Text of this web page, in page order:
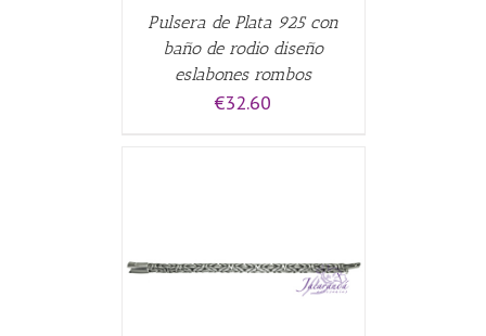
Pulsera de Plata 925 con
baño de rodio diseño
eslabones rombos
€32.60